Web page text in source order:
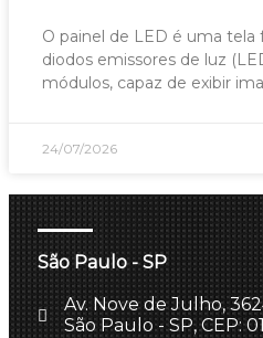
O painel de LED é uma
diodos emissores de luz
módulos, capaz de exibir
24/07/2026
São Paulo - SP
Av. Nove de Julho,
São Paulo - SP, CEP: